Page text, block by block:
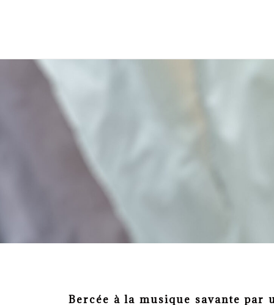
Bercée à la musique savante par